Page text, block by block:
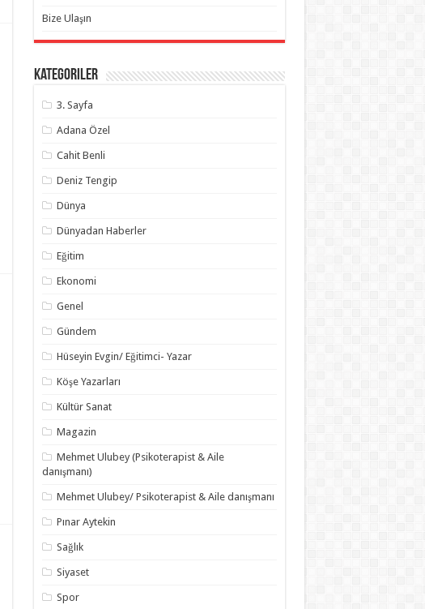
Bize Ulaşın
Kategoriler
3. Sayfa
Adana Özel
Cahit Benli
Deniz Tengip
Dünya
Dünyadan Haberler
Eğitim
Ekonomi
Genel
Gündem
Hüseyin Evgin/ Eğitimci- Yazar
Köşe Yazarları
Kültür Sanat
Magazin
Mehmet Ulubey (Psikoterapist & Aile
danışmanı)
Mehmet Ulubey/ Psikoterapist & Aile danışmanı
Pınar Aytekin
Sağlık
Siyaset
Spor